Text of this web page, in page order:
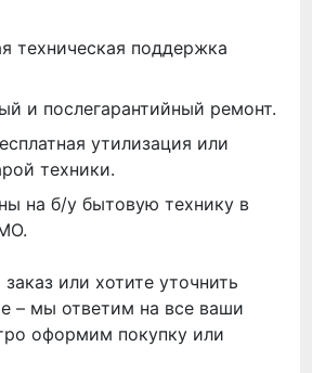
техническая поддержка
и послегарантийный ремонт.
утилизация или
техники.
на б/у бытовую технику в
или хотите уточнить
– мы ответим на все ваши
оформим покупку или